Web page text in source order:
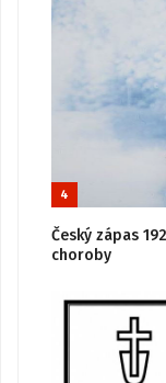
4
Český zápas
choroby